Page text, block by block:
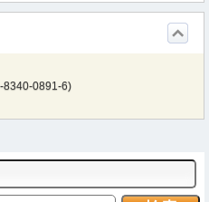
8340-0891-6)